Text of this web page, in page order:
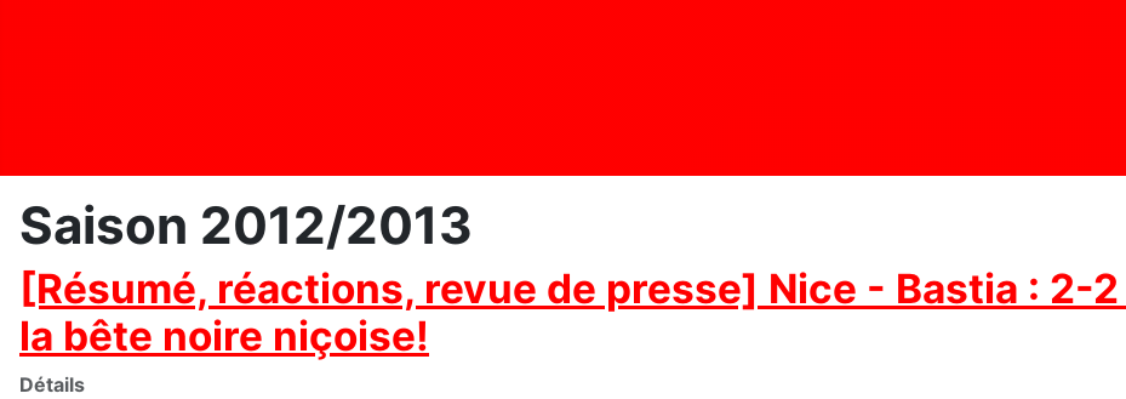
Saison 2012/2013
[Résumé, réactions, revue de presse] Nice - Bastia : 2-
la bête noire niçoise!
Détails